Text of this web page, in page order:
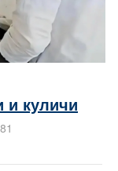
и куличи